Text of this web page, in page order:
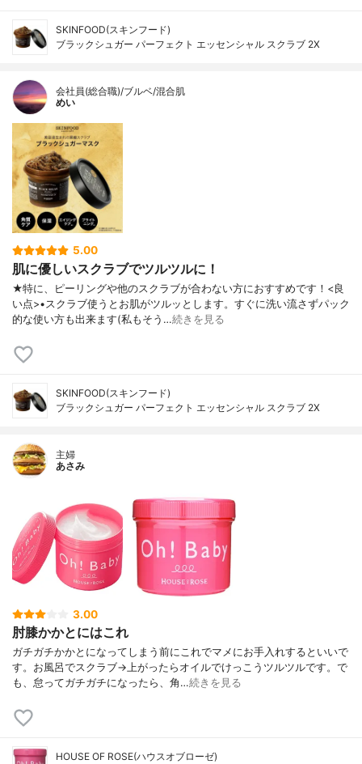
SKINFOOD(スキンフード)
ブラックシュガー パーフェクト エッセンシャル スクラブ 2X
会社員(総合職)/ブルベ/混合肌
めい
5.00
肌に優しいスクラブでツルツルに！
★特に、ピーリングや他のスクラブが合わない方におすすめです！<良
い点>•スクラブ使うとお肌がツルッとします。すぐに洗い流さずパック
的な使い方も出来ます(私もそう…続きを見る
SKINFOOD(スキンフード)
ブラックシュガー パーフェクト エッセンシャル スクラブ 2X
主婦
あさみ
3.00
肘膝かかとにはこれ
ガチガチかかとになってしまう前にこれでマメにお手入れするといいで
す。お風呂でスクラブ→上がったらオイルでけっこうツルツルです。で
も、怠ってガチガチになったら、角…続きを見る
HOUSE OF ROSE(ハウスオブローゼ)